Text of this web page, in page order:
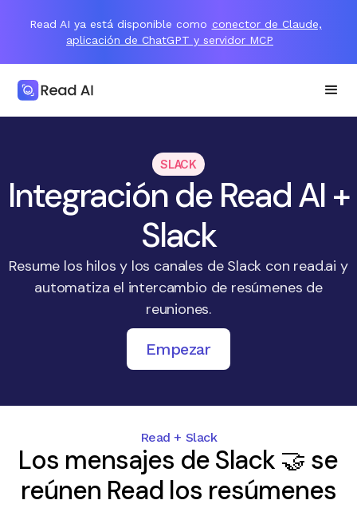
Read AI ya está disponible como conector de Claude,
aplicación de ChatGPT y servidor MCP
SLACK
Integración de Read AI +
Slack
Resume los hilos y los canales de Slack con read.ai y
automatiza el intercambio de resúmenes de
reuniones.
Empezar
Read + Slack
Los mensajes de Slack 🤝 se
reúnen Read los resúmenes